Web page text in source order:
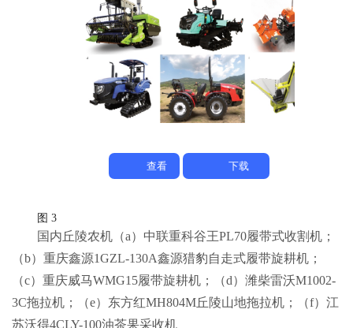
查看 下载
图 3
国内丘陵农机 （a）中联重科谷王PL70履带式收割机；
（b）重庆鑫源1GZL-130A鑫源猎豹自走式履带旋耕机；
（c）重庆威马WMG15履带旋耕机；（d）潍柴雷沃M1002-
3C拖拉机；（e）东方红MH804M丘陵山地拖拉机；（f）江
苏沃得4CLY-100油茶果采收机